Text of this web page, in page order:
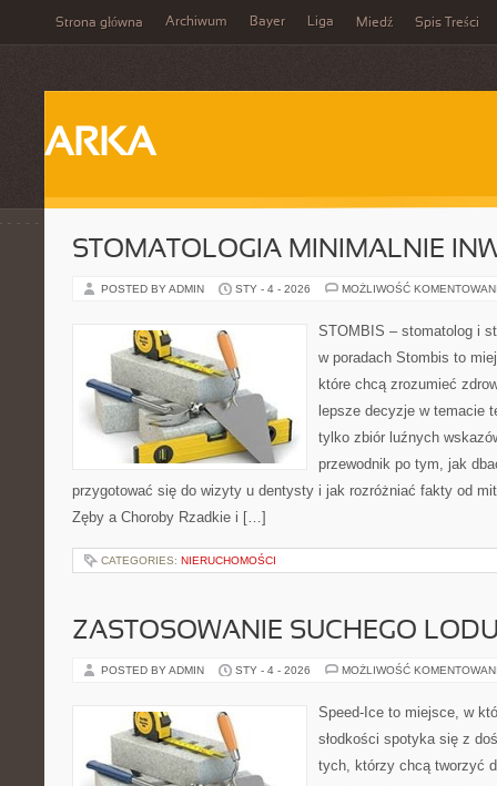
Strona główna Archiwum Bayer Liga Miedź Spis Treści
ARKA
STOMATOLOGIA MINIMALNIE
POSTED BY ADMIN STY - 4 - 2026 MOŻLIWOŚĆ
STOMBIS – stomatolog i
w poradach Stombis to
które chcą zrozumieć
lepsze decyzje w temacie
tylko zbiór luźnych
przewodnik po tym, jak
przygotować się do wizyty u dentysty i jak rozróżniać fakty od
Zęby a Choroby Rzadkie i […]
CATEGORIES: NIERUCHOMOŚCI
ZASTOSOWANIE SUCHEGO
POSTED BY ADMIN STY - 4 - 2026 MOŻLIWOŚĆ
Speed-Ice to miejsce, w
słodkości spotyka się z
tych, którzy chcą tworzyć